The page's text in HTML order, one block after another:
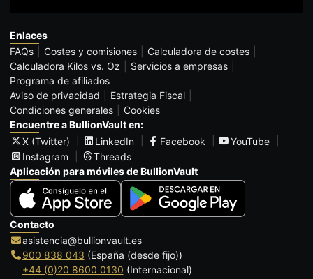
Enlaces
FAQs
Costes y comisiones
Calculadora de costes
Calculadora Kilos vs. Oz
Servicios a empresas
Programa de afiliados
Aviso de privacidad
Estrategia Fiscal
Condiciones generales
Cookies
Encuentre a BullionVault en:
X (Twitter)
LinkedIn Facebook
YouTube
Instagram
Threads
Aplicación para móviles de BullionVault
Contacto
asistencia@bullionvault.es
900 838 043 (España (desde fijo))
+44 (0)20 8600 0130 (Internacional)